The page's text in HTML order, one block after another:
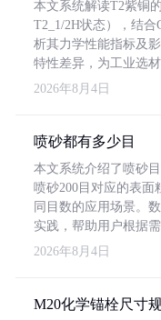
本文系统解读T2紫铜
T2_1/2H状态），结合
析其力学性能指标及
特性差异，为工业选材
2026年8月4日
喷砂都有多少目
本文系统介绍了喷砂
喷砂200目对应的表面
同目数的应用场景。
实践，帮助用户根据
2026年8月4日
M20化学锚栓尺寸